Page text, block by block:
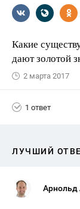
Какие
дают золотой
2 марта 2017
1 ответ
ЛУЧШИЙ
Арнольд